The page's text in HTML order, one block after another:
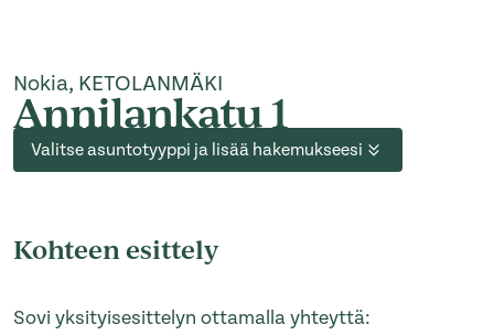
Nokia, KETOLANMÄKI
Annilankatu 1
Valitse asuntotyyppi ja lisää hakemukseesi
Kohteen esittely
Sovi yksityisesittelyn ottamalla yhteyttä: